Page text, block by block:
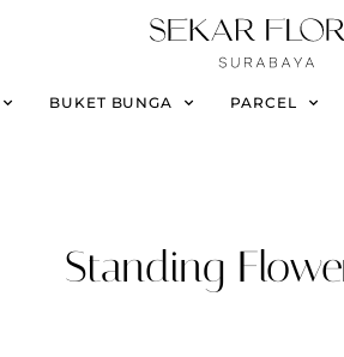
BUKET BUNGA PARCEL
Standing